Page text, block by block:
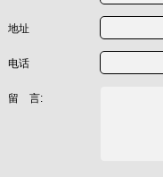
地址
电话
留 言: